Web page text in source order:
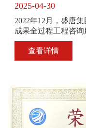
2025-04-30
2022年12月，盛唐
成果全过程工程咨
查看详情